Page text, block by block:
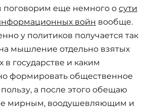
поговорим еще немного о сути
войн вообще.
у политиков получается так
мышление отдельно взятых
государстве и каким
формировать общественное
а после этого обещаю
мирным, воодушевляющим и